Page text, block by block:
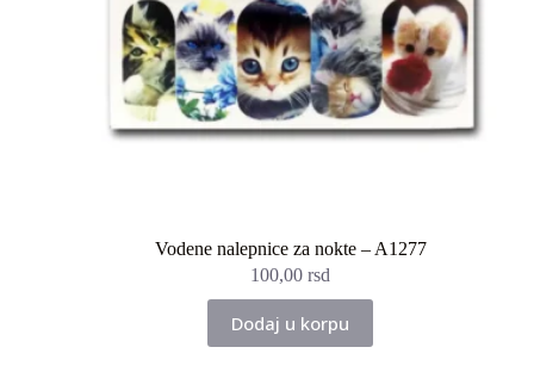
Vodene nalepnice za nokte – A1277
100,00rsd
Dodaj u korpu